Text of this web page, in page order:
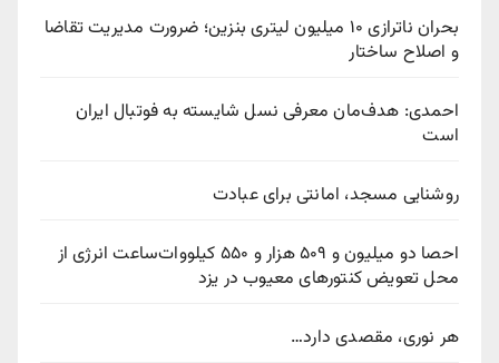
بحران ناترازی ۱۰ میلیون لیتری بنزین؛ ضرورت مدیریت تقاضا
و اصلاح ساختار
احمدی: هدف‌مان معرفی نسل شایسته به فوتبال ایران
است
روشنایی مسجد، امانتی برای عبادت
احصا دو میلیون و ۵۰۹ هزار و ۵۵۰ کیلووات‌ساعت انرژی از
محل تعویض کنتورهای معیوب در یزد
هر نوری، مقصدی دارد…